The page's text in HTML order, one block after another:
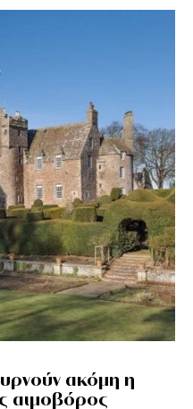
ακόμη η
αιμοβόρος